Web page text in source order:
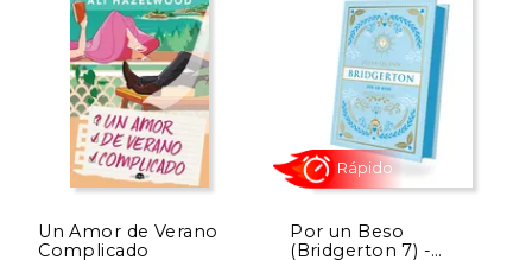
15%
dcto.
15%
dcto.
Un Amor de Verano
Complicado
Por un Beso
(Bridgerton 7) -